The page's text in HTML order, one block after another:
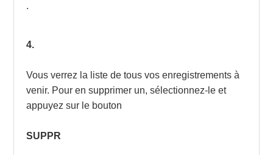
.
4.
Vous verrez la liste de tous vos enregistrements à
venir. Pour en supprimer un, sélectionnez-le et
appuyez sur le bouton
SUPPR